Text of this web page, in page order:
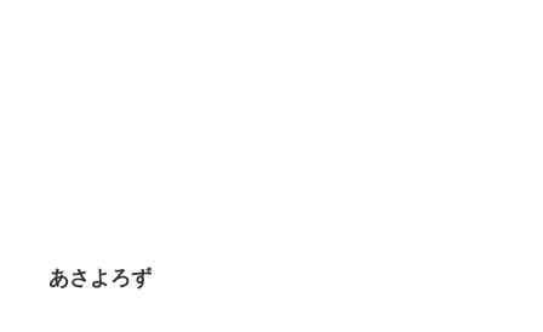
あさよろず